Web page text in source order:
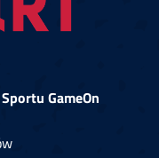
GameOn